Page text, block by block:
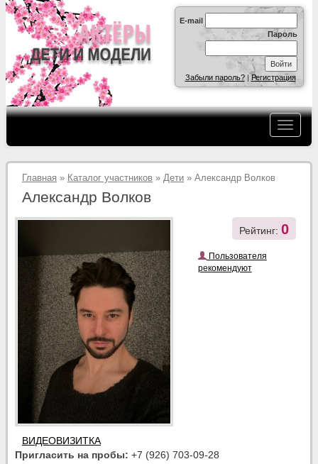
E-mail
Пароль
Забыли пароль?|Регистрация
Главная » Каталог участников » Дети » Александр Волков
Александр Волков
ВИДЕОВИЗИТКА
Рейтинг: 0
Пользователя
рекомендуют
Пригласить на пробы: +7 (926) 703-09-28